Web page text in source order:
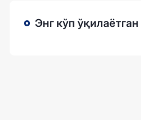
Энг кўп ўқилаётган